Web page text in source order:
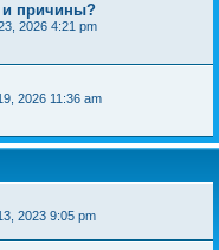
и причины?
2026 4:21 pm
2026 11:36 am
2023 9:05 pm